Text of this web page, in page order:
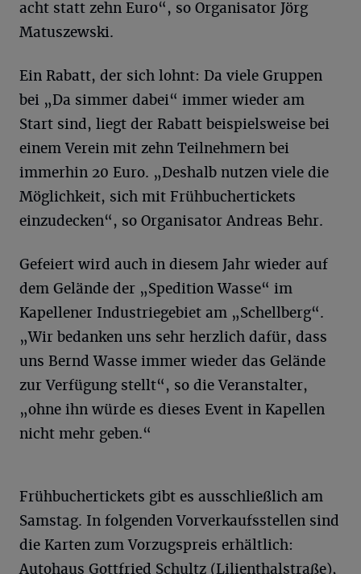
acht statt zehn Euro“, so Organisator Jörg
Matuszewski.
Ein Rabatt, der sich lohnt: Da viele Gruppen
bei „Da simmer dabei“ immer wieder am
Start sind, liegt der Rabatt beispielsweise bei
einem Verein mit zehn Teilnehmern bei
immerhin 20 Euro. „Deshalb nutzen viele die
Möglichkeit, sich mit Frühbuchertickets
einzudecken“, so Organisator Andreas Behr.
Gefeiert wird auch in diesem Jahr wieder auf
dem Gelände der „Spedition Wasse“ im
Kapellener Industriegebiet am „Schellberg“.
„Wir bedanken uns sehr herzlich dafür, dass
uns Bernd Wasse immer wieder das Gelände
zur Verfügung stellt“, so die Veranstalter,
„ohne ihn würde es dieses Event in Kapellen
nicht mehr geben.“
Frühbuchertickets gibt es ausschließlich am
Samstag. In folgenden Vorverkaufsstellen sind
die Karten zum Vorzugspreis erhältlich:
Autohaus Gottfried Schultz (Lilienthalstraße),